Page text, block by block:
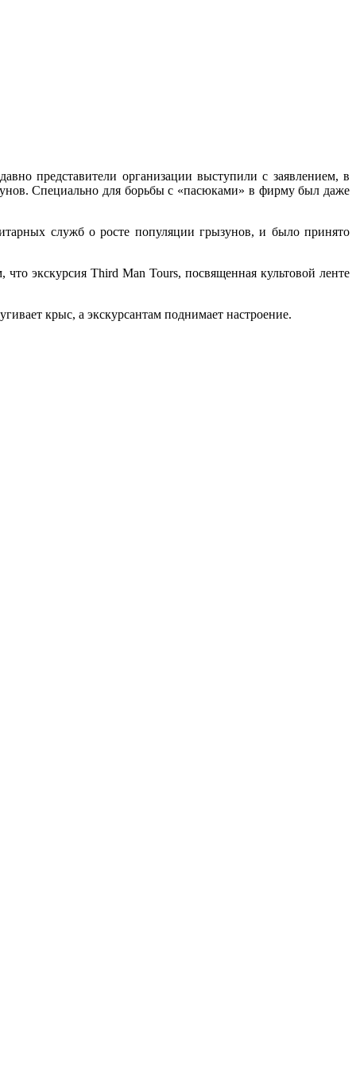
представители организации выступили с заявлением, в
Специально для борьбы с «пасюками» в фирму был даже
служб о росте популяции грызунов, и было принято
экскурсия Third Man Tours, посвященная культовой ленте
крыс, а экскурсантам поднимает настроение.